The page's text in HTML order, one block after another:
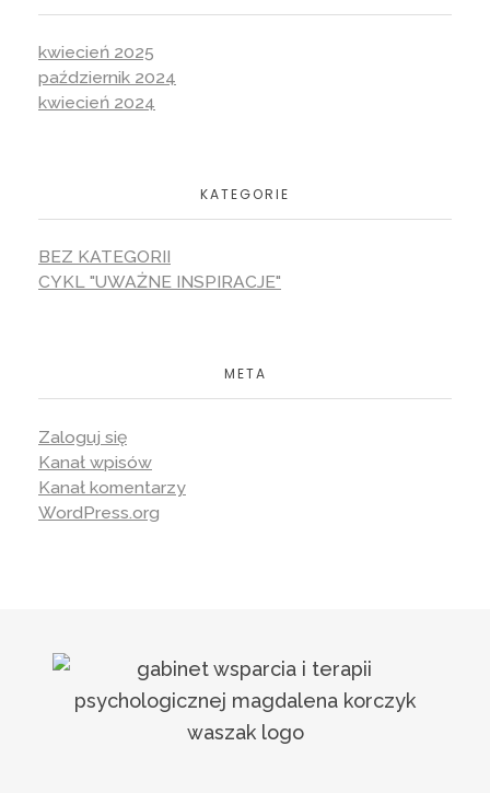
kwiecień 2025
październik 2024
kwiecień 2024
KATEGORIE
BEZ KATEGORII
CYKL "UWAŻNE INSPIRACJE"
META
Zaloguj się
Kanał wpisów
Kanał komentarzy
WordPress.org